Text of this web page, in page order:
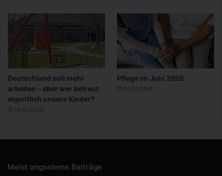
Deutschland soll mehr
arbeiten – aber wer betreut
eigentlich unsere Kinder?
09.07.2026
Pflege im Juni 2026
02.07.2026
Meist angsehene Beiträge